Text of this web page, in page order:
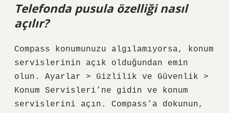
Telefonda pusula özelliği nasıl
açılır?
Compass konumunuzu algılamıyorsa, konum
servislerinin açık olduğundan emin
olun. Ayarlar > Gizlilik ve Güvenlik >
Konum Servisleri’ne gidin ve konum
servislerini açın. Compass’a dokunun,